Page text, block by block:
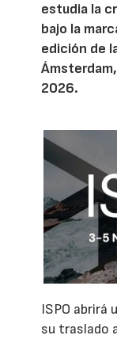
estudia la
bajo la
edición de
2026.
ISPO abrirá
su traslado